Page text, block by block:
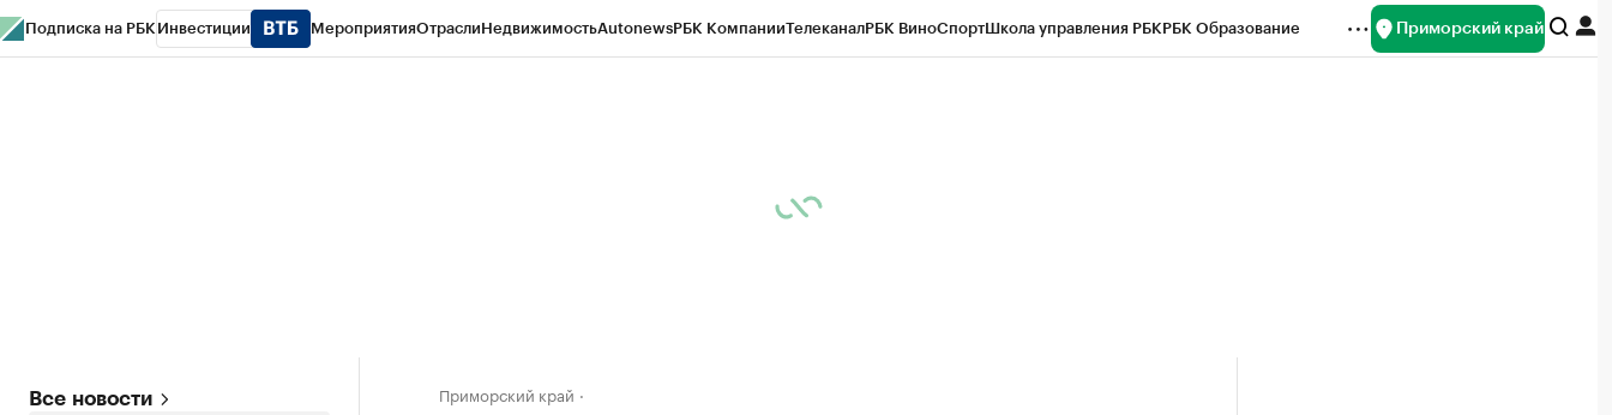
Подписка на РБК Инвестиции МероприятияОтраслиНедвижимостьAutonewsРБК КомпанииТелеканалРБК ВиноСпортШкола управления РБКРБК Образование Приморский край
Все новости Приморский край